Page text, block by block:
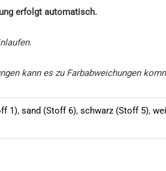
erfolgt automatisch.
kann es zu Farbabweichungen
1), sand (Stoff 6), schwarz (Stoff 5),